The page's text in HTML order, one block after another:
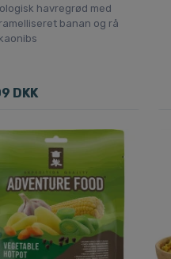
havregrød med
banan og rå
DKK